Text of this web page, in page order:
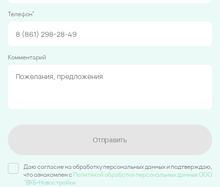
Телефон*
Комментарий
Отправить
Даю согласие на обработку персональных данных и подтверждаю,
что ознакомлен c Политикой обработки персональных данных ООО
"ВКБ-Новостройки